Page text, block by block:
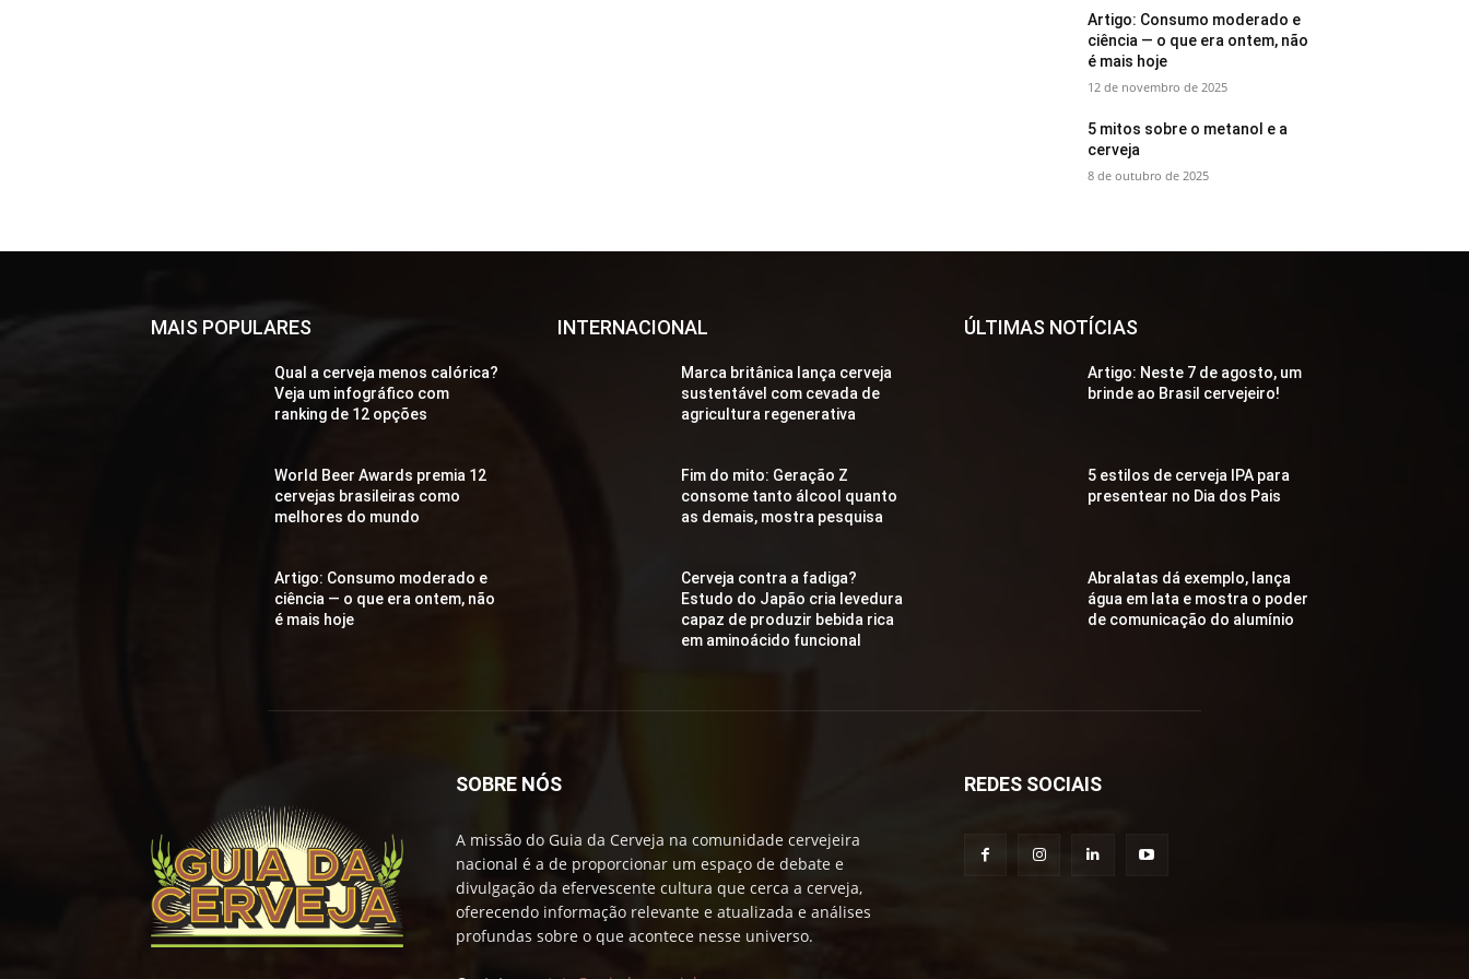
Artigo: Consumo moderado e
ciência — o que era ontem, não
é mais hoje
12 de novembro de 2025
5 mitos sobre o metanol e a
cerveja
8 de outubro de 2025
MAIS POPULARES
Qual a cerveja menos calórica?
Veja um infográfico com
ranking de 12 opções
World Beer Awards premia 12
cervejas brasileiras como
melhores do mundo
Artigo: Consumo moderado e
ciência — o que era ontem, não
é mais hoje
INTERNACIONAL
Marca britânica lança cerveja
sustentável com cevada de
agricultura regenerativa
Fim do mito: Geração Z
consome tanto álcool quanto
as demais, mostra pesquisa
Cerveja contra a fadiga?
Estudo do Japão cria levedura
capaz de produzir bebida rica
em aminoácido funcional
ÚLTIMAS NOTÍCIAS
Artigo: Neste 7 de agosto, um
brinde ao Brasil cervejeiro!
5 estilos de cerveja IPA para
presentear no Dia dos Pais
Abralatas dá exemplo, lança
água em lata e mostra o poder
de comunicação do alumínio
SOBRE NÓS
A missão do Guia da Cerveja na comunidade cervejeira
nacional é a de proporcionar um espaço de debate e
divulgação da efervescente cultura que cerca a cerveja,
oferecendo informação relevante e atualizada e análises
profundas sobre o que acontece nesse universo.
REDES SOCIAIS